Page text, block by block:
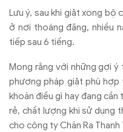
Lưu ý, sau khi giặt xong bộ
ở nơi thoáng đãng, nhiều
tiếp sau 6 tiếng.
Mong rằng với những gợi
phương pháp giặt phù
khoăn điều gì hay đang
rẻ, chất lượng khi sử dụng
cho công ty Chăn Ra